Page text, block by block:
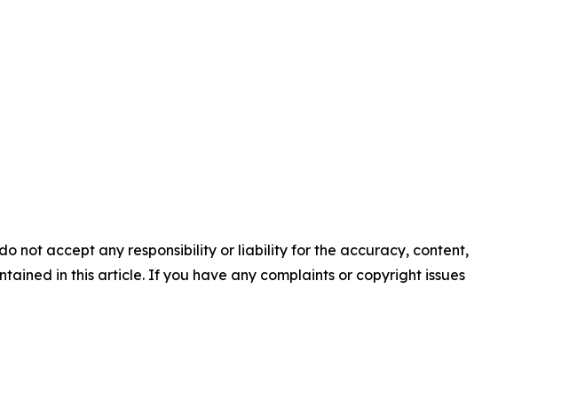
not accept any responsibility or liability for the accuracy, content,
in this article. If you have any complaints or copyright issues